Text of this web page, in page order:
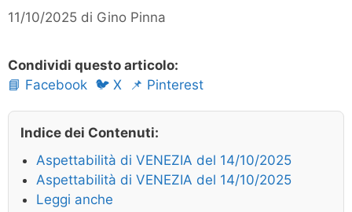
11/10/2025 di Gino Pinna
Condividi questo articolo:
📘 Facebook 🐦 X 📌 Pinterest
Indice dei Contenuti:
Aspettabilità di VENEZIA del 14/10/2025
Aspettabilità di VENEZIA del 14/10/2025
Leggi anche